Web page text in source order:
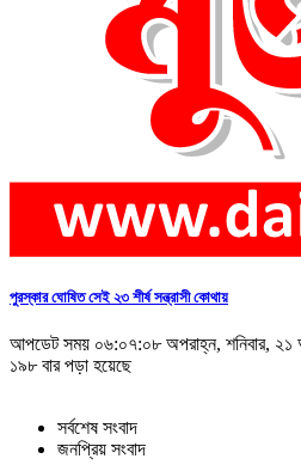
পুরস্কার ঘোষিত সেই ২৩ শীর্ষ সন্ত্রাসী কোথায়
আপডেট সময় ০৬:০৭:০৮ অপরাহ্ন, শনিবার, ২১
১৯৮ বার পড়া হয়েছে
সর্বশেষ সংবাদ
জনপ্রিয় সংবাদ